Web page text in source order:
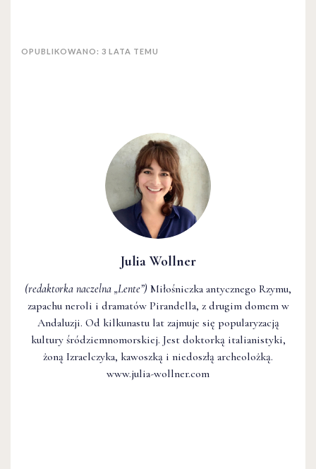
Julia Wollner
(redaktorka naczelna „Lente”) Miłośniczka antycznego Rzymu,
zapachu neroli i dramatów Pirandella, z drugim domem w
Andaluzji. Od kilkunastu lat zajmuje się popularyzacją
kultury śródziemnomorskiej. Jest doktorką italianistyki,
żoną Izraelczyka, kawoszką i niedoszłą archeolożką.
www.julia-wollner.com
OPUBLIKOWANO: 3 LATA TEMU